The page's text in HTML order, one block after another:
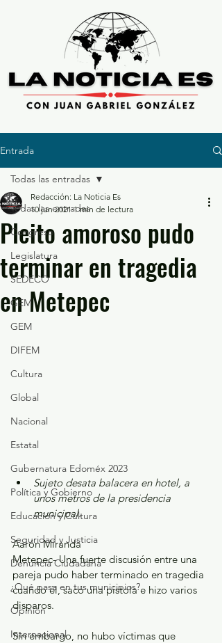
Entrada
Todas las entradas
Congreso
Legislatura
SEDECO
GEM
GEM
DIFEM
Cultura
Global
Nacional
Estatal
Gubernatura Edoméx 2023
Política y Gobierno
Educación y Cultura
Seguridad y Justicia
Denuncia Ciudadana
¿Qué pasa en tus municipios?
Opinión
Internacional
Todas las entradas
Pleito amoroso pudo
terminar en tragedia
en Metepec
Redacción: La Noticia Es
10 jun 2021 1 min de lectura
Sujeto desata balacera en hotel, a
unos metros de la presidencia
municipal.
Aarón Miranda
Metepec- Una fuerte discusión entre una
pareja pudo haber terminado en tragedia
cuando él, sacó una pistola e hizo varios
disparos.
Sin embargo, no hubo víctimas que